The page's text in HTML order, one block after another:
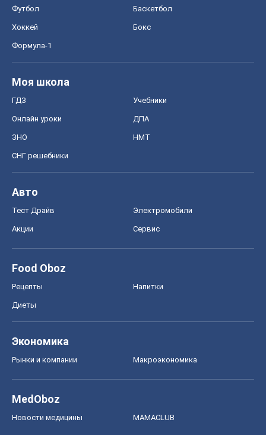
Футбол Баскетбол
Хоккей Бокс
Формула-1
Моя школа
ГДЗ Учебники
Онлайн уроки ДПА
ЗНО НМТ
СНГ решебники
Авто
Тест Драйв Электромобили
Акции Сервис
Food Oboz
Рецепты Напитки
Диеты
Экономика
Рынки и компании Mакроэкономика
MedOboz
Новости медицины MAMACLUB